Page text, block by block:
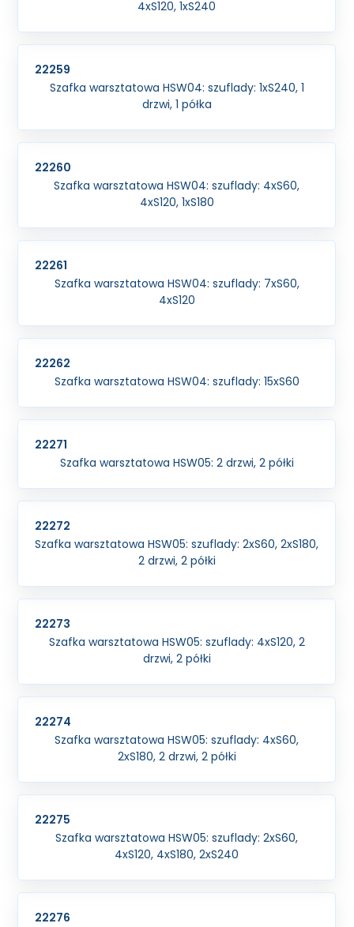
4xS120, 1xS240
22259
Szafka warsztatowa HSW04: szuflady: 1xS240, 1
drzwi, 1 półka
22260
Szafka warsztatowa HSW04: szuflady: 4xS60,
4xS120, 1xS180
22261
Szafka warsztatowa HSW04: szuflady: 7xS60,
4xS120
22262
Szafka warsztatowa HSW04: szuflady: 15xS60
22271
Szafka warsztatowa HSW05: 2 drzwi, 2 półki
22272
Szafka warsztatowa HSW05: szuflady: 2xS60, 2xS180,
2 drzwi, 2 półki
22273
Szafka warsztatowa HSW05: szuflady: 4xS120, 2
drzwi, 2 półki
22274
Szafka warsztatowa HSW05: szuflady: 4xS60,
2xS180, 2 drzwi, 2 półki
22275
Szafka warsztatowa HSW05: szuflady: 2xS60,
4xS120, 4xS180, 2xS240
22276